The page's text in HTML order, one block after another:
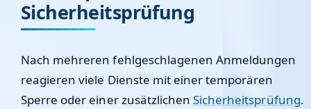
Sicherheitsprüfung
Nach mehreren fehlgeschlagenen Anmeldungen
reagieren viele Dienste mit einer temporären
Sperre oder einer zusätzlichenSicherheitsprüfung.